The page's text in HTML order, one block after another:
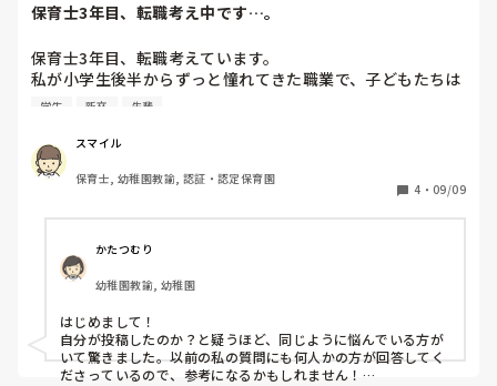
保育士3年目、転職考え中です…。
保育士3年目、転職考えています。
私が小学生後半からずっと憧れてきた職業で、子どもたちは
とっても可愛いし嫌なことばかりではないですが、肉体的に
目に比べると慣れてきて頑張ってきたつもりですが、先輩か
らダメ出しをたくさんされて嫌になったり、休みの日も仕事
のことばかり考えてしまいます。
の園で失敗したらどうしようとか色々考えてしまいます🥲
学生 新卒 先輩
スマイル
保育士, 幼稚園教諭, 認証・認定保育園
4 ・ 09/09
かたつむり
幼稚園教諭, 幼稚園
はじめまして！
自分が投稿したのか？と疑うほど、同じように悩んでいる方が
いて驚きました。以前の私の質問にも何人かの方が回答してく
ださっているので、参考になるかもしれません！